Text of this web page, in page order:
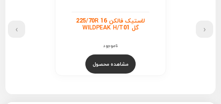
لاستیک فالکن 225/70R 16
گل WILDPEAK H/T01
ناموجود
مشاهده محصول
‹
›